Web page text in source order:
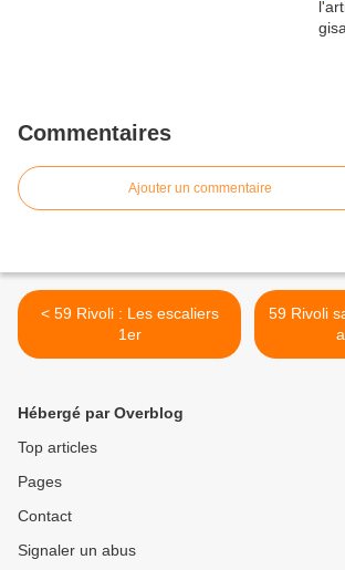
Commentaires
Ajouter un commentaire
< 59 Rivoli : Les escaliers
1er
59 Rivoli
Hébergé par Overblog
Top articles
Pages
Contact
Signaler un abus